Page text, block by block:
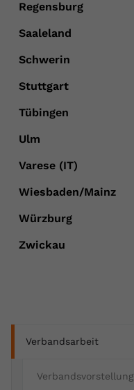
Verbandsarbeit
Verbandsvorstellung